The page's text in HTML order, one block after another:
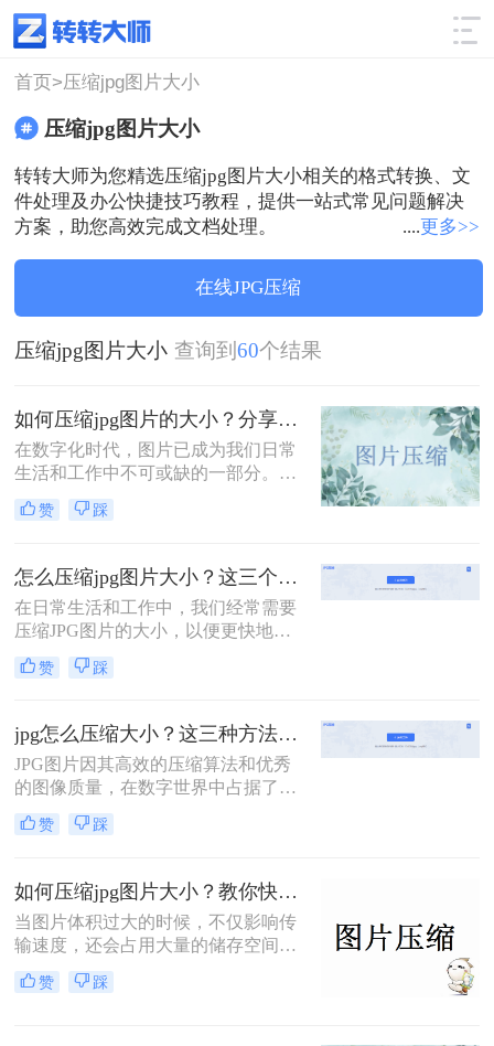
使用技巧 筛选
首页>压缩jpg图片大小
压缩jpg图片大小
转转大师为您精选压缩jpg图片大小相关的格式转换、文
件处理及办公快捷技巧教程，提供一站式常见问题解决
方案，助您高效完成文档处理。
....更多>>
在线JPG压缩
压缩jpg图片大小 查询到60个结果
如何压缩jpg图片的大小？分享6个方法压缩jpg！
在数字化时代，图片已成为我们日常
生活和工作中不可或缺的一部分。然
而，随着图片数量的增加，如何有效
地管理和存储这些图片成为了一个挑
泛的兼容性而广受欢迎，但在某些情
况下，我们仍需要进一步压缩JPG图
片的大小以节省存储空间或加快网络
传输速度。那么如何压缩jpg图片的大
小呢？本文将介绍几种有效压缩JPG
图片大小的方法。
赞 踩
怎么压缩jpg图片大小？这三个压缩方法可以帮助你！
在日常生活和工作中，我们经常需要
压缩JPG图片的大小，以便更快地上
传、下载或在社交媒体上分享。那么
怎么压缩jpg图片大小呢？本文将介绍
赞 踩
jpg怎么压缩大小？这三种方法可以做到！
JPG图片因其高效的压缩算法和优秀
的图像质量，在数字世界中占据了重
要地位。然而，有时我们可能需要进
一步压缩JPG图片的大小，以满足特
缩大小呢？本文将介绍三种JPG图片
压缩的方法。
赞 踩
如何压缩jpg图片大小？教你快速完成jpg压缩大小！
当图片体积过大的时候，不仅影响传
输速度，还会占用大量的储存空间。
如何压缩jpg图片大小呢？下面教你一
种简单实用的图片压缩方法。
赞 踩